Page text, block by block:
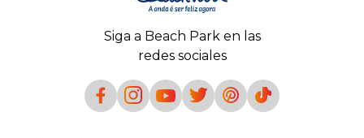
Siga a Beach Park en las
redes sociales